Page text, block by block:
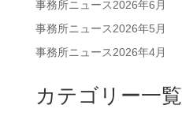
事務所ニュース2026年6月
事務所ニュース2026年5月
事務所ニュース2026年4月
カテゴリー一覧